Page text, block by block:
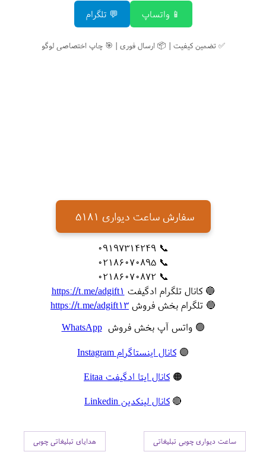
📱 واتساپ 💬 تلگرام
✅ تضمین کیفیت | 📦 ارسال فوری | 🎯 چاپ اختصاصی لوگو
سفارش ساعت دیواری 5181
📞 09197314249
📞 02186070895
📞 02186070872
🔵 کانال تلگرام ادگیفت https://t.me/adgift1
🔵 تلگرام بخش فروش https://t.me/adgift13
🟢 واتس آپ بخش فروشWhatsApp
🟣 کانال اینستاگرام Instagram
🟠 کانال ایتا ادگیفت Eitaa
🔴 کانال لینکدین Linkedin
ساعت دیواری چوبی تبلیغاتی هدایای تبلیغاتی چوبی